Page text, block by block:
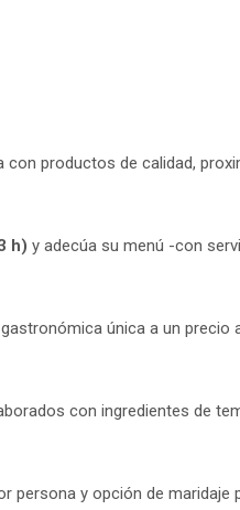
con productos de calidad,
h) y adecúa su menú -con
única a un precio
con ingredientes de
persona y opción de maridaje